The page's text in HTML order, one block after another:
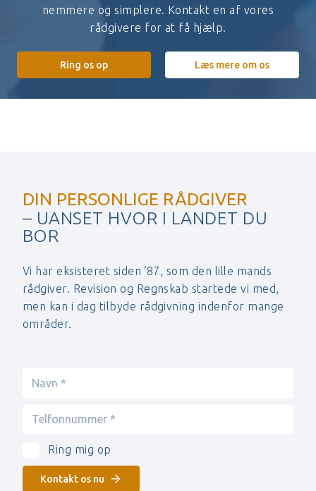
nemmere og simplere. Kontakt en af vores
rådgivere for at få hjælp.
Ring os op Læs mere om os
DIN PERSONLIGE RÅDGIVER
– UANSET HVOR I LANDET DU
BOR
Vi har eksisteret siden ’87, som den lille mands
rådgiver. Revision og Regnskab startede vi med,
men kan i dag tilbyde rådgivning indenfor mange
områder.
Ring mig op
Kontakt os nu